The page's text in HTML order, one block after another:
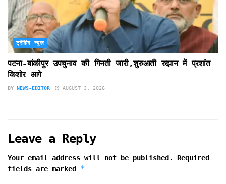
ट्रेंडिंग न्यूज़
पटना-बांकीपुर उपचुनाव की गिनती जारी,शुरुआती रुझान में प्रशांत
किशोर आगे
BY NEWS-EDITOR AUGUST 3, 2026
Leave a Reply
Your email address will not be published.
Required
fields are marked *